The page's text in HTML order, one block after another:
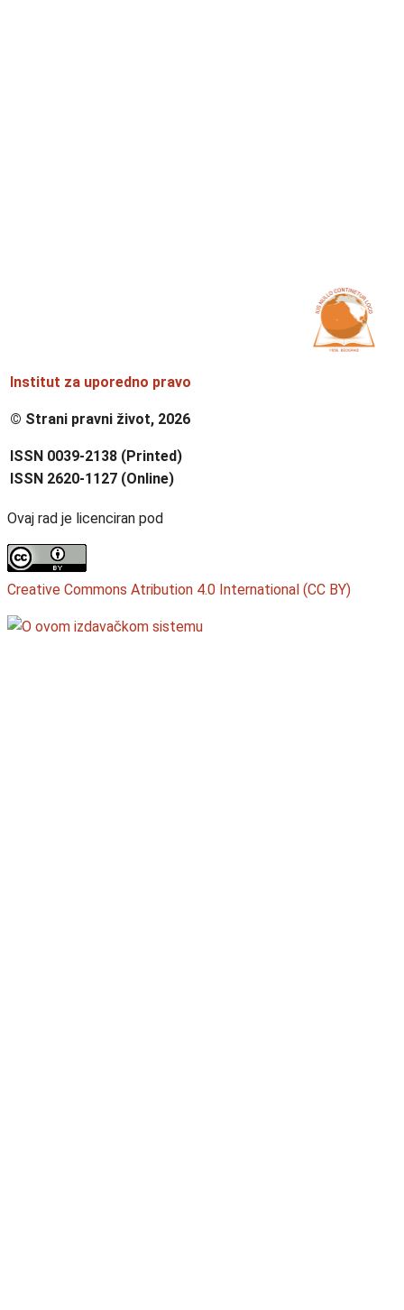
Institut za uporedno pravo
© Strani pravni život, 2026
ISSN 0039-2138 (Printed)
ISSN 2620-1127 (Online)
Ovaj rad je licenciran pod
Creative Commons Atribution 4.0 International (CC BY)